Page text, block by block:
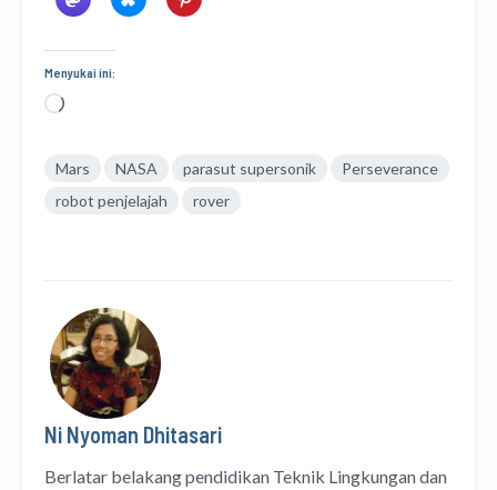
Menyukai ini:
Memuat...
Mars NASA parasut supersonik
Perseverance
robot penjelajah
rover
Ni Nyoman Dhitasari
Berlatar belakang pendidikan Teknik Lingkungan dan